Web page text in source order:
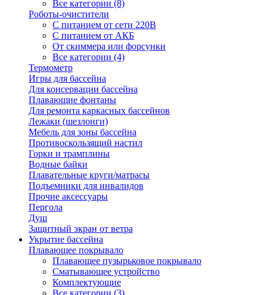
Все категории (8)
Роботы-очистители
С питанием от сети 220В
С питанием от АКБ
От скиммера или форсунки
Все категории (4)
Термометр
Игры для бассейна
Для консервации бассейна
Плавающие фонтаны
Для ремонта каркасных бассейнов
Лежаки (шезлонги)
Мебель для зоны бассейна
Противоскользящий настил
Горки и трамплины
Водные байки
Плавательные круги/матрасы
Подъемники для инвалидов
Прочие аксессуары
Пергола
Душ
Защитный экран от ветра
Укрытие бассейна
Плавающее покрывало
Плавающее пузырьковое покрывало
Сматывающее устройство
Комплектующие
Все категории (3)